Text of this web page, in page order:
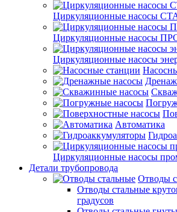
Циркуляционные насосы
Циркуляционные насосы
Циркуляционные насосы
Автоматика
Циркуляционные насосы
Детали трубопровода
Отводы
Отводы стальные
градусов